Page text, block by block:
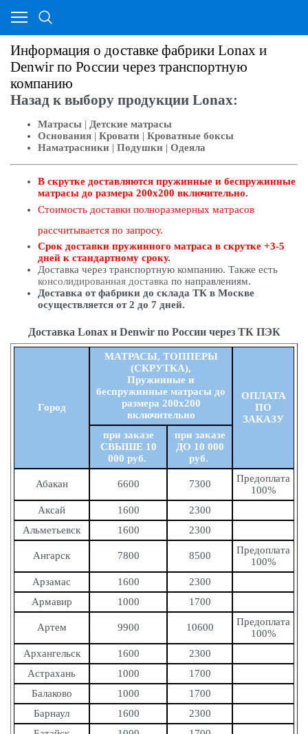
Информация о доставке фабрики Lonax и
Denwir по России через транспортную
компанию
Назад к выбору продукции Lonax:
Матрасы | Детские матрасы
Основания | Кровати | Кроватные боксы
Наматрасники | Подушки | Одеяла
В скрутке доставляются пружинные и беспружинные
матрасы до размера 200х200 включительно.
Стоимость доставки полноразмерных матрасов
рассчитывается по запросу.
Срок доставки пружинного матраса в скрутке +3-5
дней к стандартному сроку.
Доставка через транспортную компанию. Также есть
консолидированная доставка по направлениям.
Доставка от фабрики до склада ТК в Москве
осуществляется от 2 до 7 дней.
Доставка Lonax и Denwir по России через ТК ПЭК
Город
МАТРАСЫ, ТОППЕРЫ
(СКРУТКА),
Пружинные и
беспружинные матрасы до
размера 200х200
включительно
ОПЛАТА
ПО
ЗАКАЗУ
при заказе
СВЫШЕ 10
000 руб.
при заказе
ДО 10 000
руб.
Абакан 6600 7300
Предоплата
100%
Аксай
1600
2300
Альметьевск
1600 2300
Ангарск 7800 8500
Предоплата
100%
Арзамас
1600
2300
Армавир
1000 1700
Артем 9900 10600
Предоплата
100%
Архангельск
1600
2300
Астрахань
1000
1700
Балаково
1000
1700
Барнаул
1600
2300